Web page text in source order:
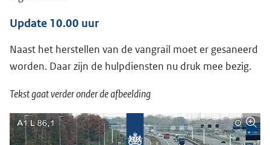
Update 10.00 uur
Naast het herstellen van de vangrail moet er gesaneerd
worden. Daar zijn de hulpdiensten nu druk mee bezig.
Tekst gaat verder onder de afbeelding